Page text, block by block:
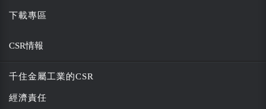
下載專區
CSR情報
千住金屬工業的CSR
經濟責任